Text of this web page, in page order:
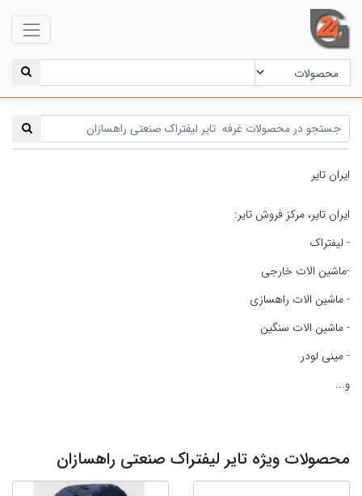
ایران تایر
ایران تایر، مرکز فروش تایر:
- لیفتراک
-ماشین الات خارجی
- ماشین الات راهسازی
- ماشین الات سنگین
- مینی لودر
و...
محصولات ویژه تایر لیفتراک صنعتی راهسازان